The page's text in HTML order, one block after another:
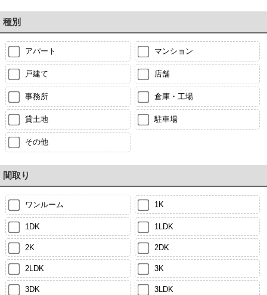
種別
アパート マンション
戸建て 店舗
事務所 倉庫・工場
貸土地 駐車場
その他
間取り
ワンルーム 1K
1DK 1LDK
2K 2DK
2LDK 3K
3DK 3LDK